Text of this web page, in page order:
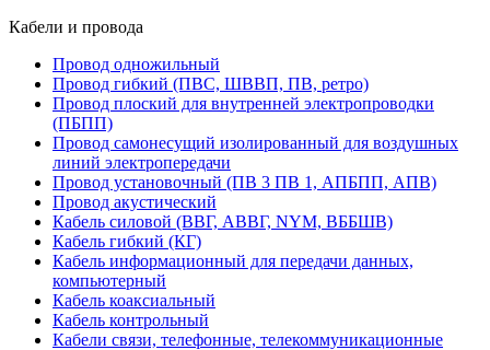
Кабели и провода
Провод одножильный
Провод гибкий (ПВС, ШВВП, ПВ, ретро)
Провод плоский для внутренней электропроводки
(ПБПП)
Провод самонесущий изолированный для воздушных
линий электропередачи
Провод установочный (ПВ 3 ПВ 1, АПБПП, АПВ)
Провод акустический
Кабель силовой (ВВГ, АВВГ, NYM, ВББШВ)
Кабель гибкий (КГ)
Кабель информационный для передачи данных,
компьютерный
Кабель коаксиальный
Кабель контрольный
Кабели связи, телефонные, телекоммуникационные